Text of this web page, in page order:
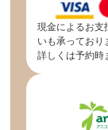
現金によるお支
いも承っており
詳しくは予約時